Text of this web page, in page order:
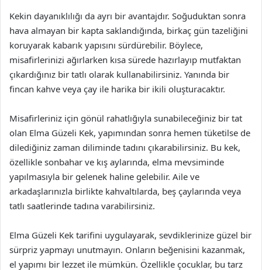
Kekin dayanıklılığı da ayrı bir avantajdır. Soğuduktan sonra
hava almayan bir kapta saklandığında, birkaç gün tazeliğini
koruyarak kabarık yapısını sürdürebilir. Böylece,
misafirlerinizi ağırlarken kısa sürede hazırlayıp mutfaktan
çıkardığınız bir tatlı olarak kullanabilirsiniz. Yanında bir
fincan kahve veya çay ile harika bir ikili oluşturacaktır.
Misafirleriniz için gönül rahatlığıyla sunabileceğiniz bir tat
olan Elma Güzeli Kek, yapımından sonra hemen tüketilse de
dilediğiniz zaman diliminde tadını çıkarabilirsiniz. Bu kek,
özellikle sonbahar ve kış aylarında, elma mevsiminde
yapılmasıyla bir gelenek haline gelebilir. Aile ve
arkadaşlarınızla birlikte kahvaltılarda, beş çaylarında veya
tatlı saatlerinde tadına varabilirsiniz.
Elma Güzeli Kek tarifini uygulayarak, sevdiklerinize güzel bir
sürpriz yapmayı unutmayın. Onların beğenisini kazanmak,
el yapımı bir lezzet ile mümkün. Özellikle çocuklar, bu tarz